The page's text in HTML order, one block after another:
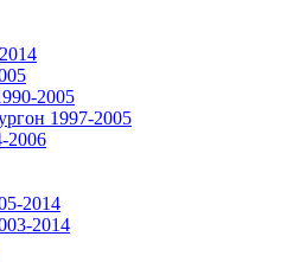
2005
1997-2005
2006
2014
2014